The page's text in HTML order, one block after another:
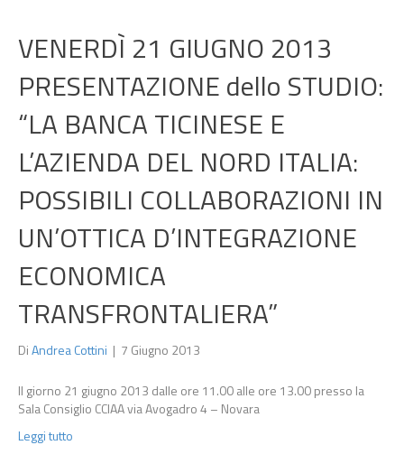
VENERDÌ 21 GIUGNO 2013
PRESENTAZIONE dello STUDIO:
“LA BANCA TICINESE E
L’AZIENDA DEL NORD ITALIA:
POSSIBILI COLLABORAZIONI IN
UN’OTTICA D’INTEGRAZIONE
ECONOMICA
TRANSFRONTALIERA”
DiAndrea Cottini | 7 Giugno 2013
Il giorno 21 giugno 2013 dalle ore 11.00 alle ore 13.00 presso la
Sala Consiglio CCIAA via Avogadro 4 – Novara
Leggi tutto